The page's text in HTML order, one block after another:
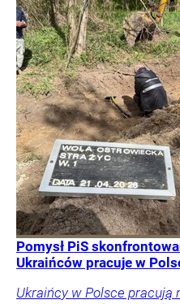
Pomysł PiS
Ukraińców pracuje w
Ukraińcy w Polsce pracują